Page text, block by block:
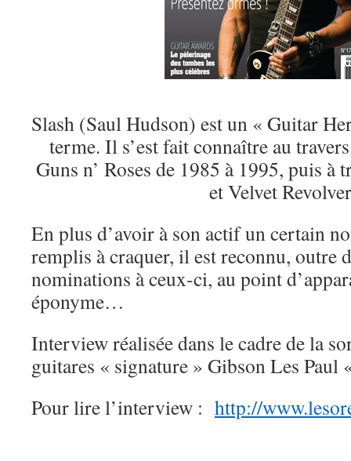
Slash (Saul Hudson) est un « Guitar
terme. Il s’est fait connaître au
Guns n’ Roses de 1985 à 1995, puis à
et Velvet
En plus d’avoir à son actif un certain
remplis à craquer, il est reconnu, outre
nominations à ceux-ci, au point
éponyme…
Interview réalisée dans le cadre de la
guitares « signature » Gibson Les Paul
Pour lire l’interview : http://